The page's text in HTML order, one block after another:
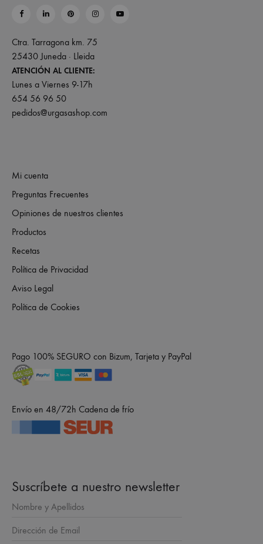
Ctra. Tarragona km. 75
25430 Juneda · Lleida
ATENCIÓN AL CLIENTE:
Lunes a Viernes 9-17h
654 56 96 50
pedidos@urgasashop.com
Mi cuenta
Preguntas Frecuentes
Opiniones de nuestros clientes
Productos
Recetas
Política de Privacidad
Aviso Legal
Política de Cookies
Pago 100% SEGURO con Bizum, Tarjeta y PayPal
Envío en 48/72h Cadena de frío
Suscríbete a nuestro newsletter